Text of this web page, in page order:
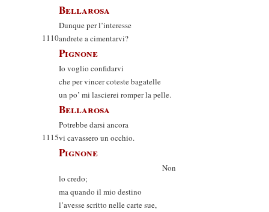
Bellarosa
Dunque per l’interesse
1110andrete a cimentarvi?
Pignone
Io voglio confidarvi
che per vincer coteste bagatelle
un po’ mi lascierei romper la pelle.
Bellarosa
Potrebbe darsi ancora
1115vi cavassero un occhio.
Pignone
Non
lo credo;
ma quando il mio destino
l’avesse scritto nelle carte sue,